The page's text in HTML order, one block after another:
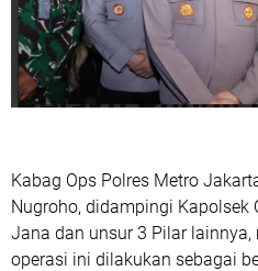
Kabag Ops Polres Metro
Nugroho, didampingi Kapolsek
Jana dan unsur 3 Pilar
operasi ini dilakukan sebagai